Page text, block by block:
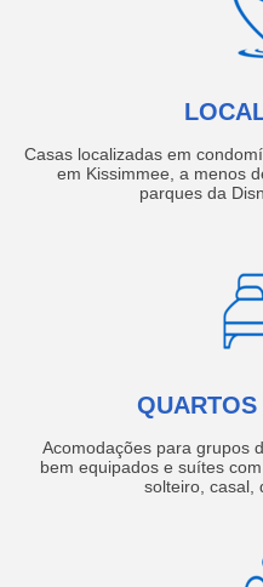
Casas localizadas em
em Kissimmee, a menos
parques da
Acomodações para grupos
bem equipados e suítes
solteiro, casal,